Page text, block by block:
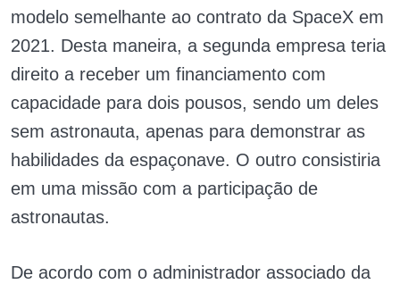
modelo semelhante ao contrato da SpaceX em
2021. Desta maneira, a segunda empresa teria
direito a receber um financiamento com
capacidade para dois pousos, sendo um deles
sem astronauta, apenas para demonstrar as
habilidades da espaçonave. O outro consistiria
em uma missão com a participação de
astronautas.
De acordo com o administrador associado da